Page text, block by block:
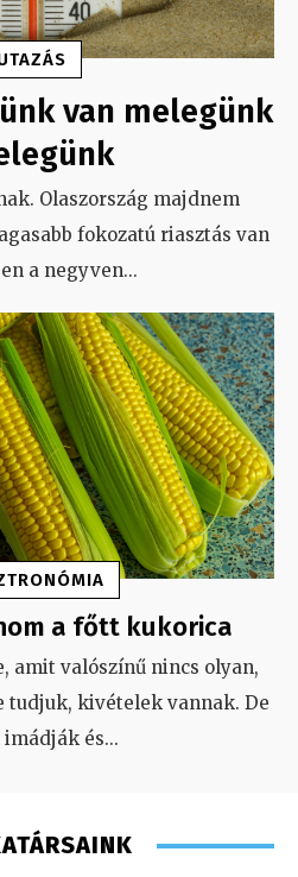
van melegünk
Olaszország majdnem
fokozatú riasztás van
a negyven...
a főtt kukorica
amit valószínű nincs olyan,
tudjuk, kivételek vannak. De
imádják és...